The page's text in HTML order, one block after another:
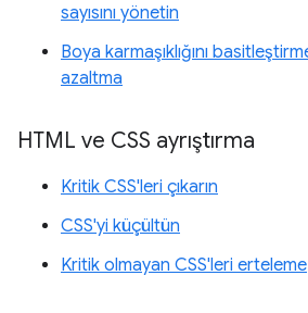
sayısını yönetin
Boya karmaşıklığını
azaltma
HTML ve CSS ayrıştırma
Kritik CSS'leri çıkarın
CSS'yi küçültün
Kritik olmayan CSS'leri erteleme